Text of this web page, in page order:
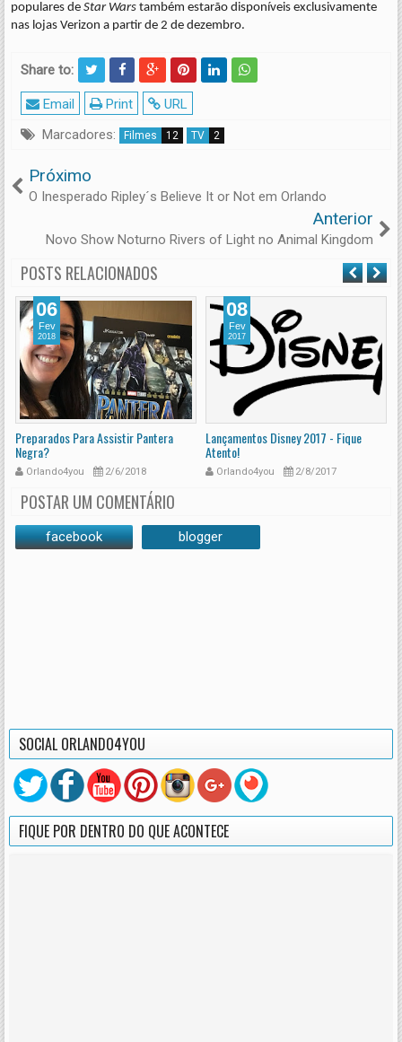
populares de Star Wars também estarão disponíveis exclusivamente
nas lojas Verizon a partir de 2 de dezembro.
Share to:
URL
Print
Email
Marcadores:
Filmes 12 TV 2
Próximo
O Inesperado Ripley´s Believe It or Not em Orlando
Anterior
Novo Show Noturno Rivers of Light no Animal Kingdom
POSTS RELACIONADOS
06
Fev
2018
Preparados Para Assistir Pantera
Negra?
Orlando4you 2/6/2018
08
Fev
2017
Lançamentos Disney 2017 - Fique
Atento!
Orlando4you 2/8/2017
POSTAR UM COMENTÁRIO
facebook blogger
SOCIAL ORLANDO4YOU
FIQUE POR DENTRO DO QUE ACONTECE